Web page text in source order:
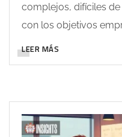
complejos, difíciles
con los objetivos
LEER MÁS